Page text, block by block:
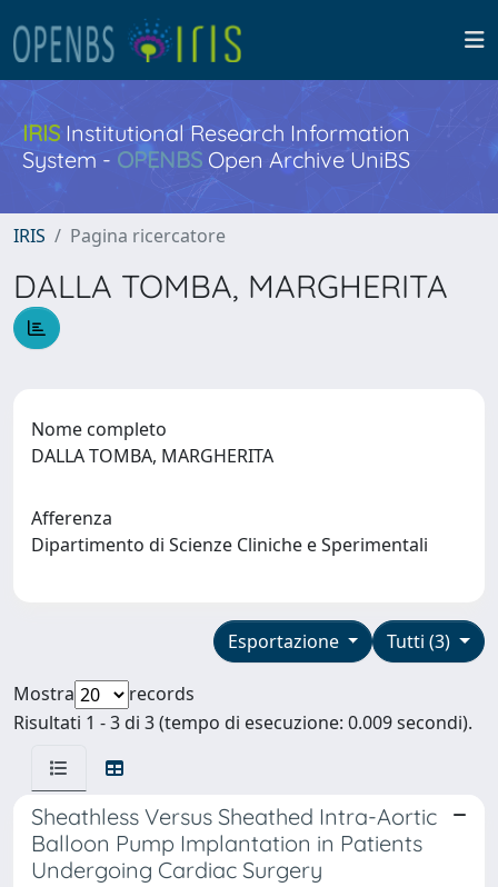
IRISInstitutional Research Information
System - OPENBS Open Archive UniBS
IRIS Pagina ricercatore
DALLA TOMBA, MARGHERITA
Nome completo
DALLA TOMBA, MARGHERITA
Afferenza
Dipartimento di Scienze Cliniche e Sperimentali
Tutti (3)
Esportazione
Mostra
records
Risultati 1 - 3 di 3 (tempo di esecuzione: 0.009 secondi).
Sheathless Versus Sheathed Intra-Aortic
Balloon Pump Implantation in Patients
Undergoing Cardiac Surgery